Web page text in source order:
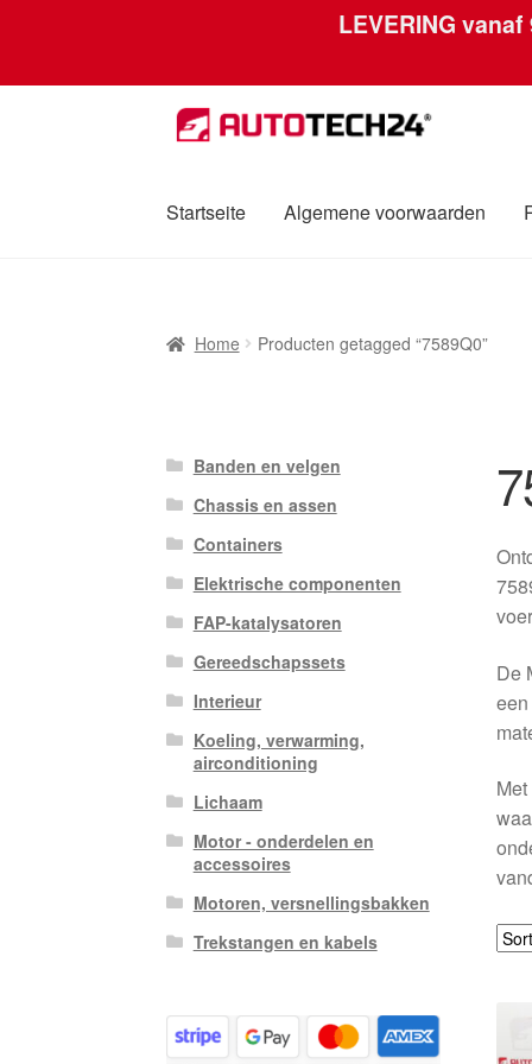
LEVERING vanaf
Ga
door
navigatie
Ga
naar
inhoud
Startseite Algemene voorwaarden
Over ons PrivacybeleidWereldwijde
Home Producten getagged “7589Q0”
De
Banden en velgen
Chassis en assen
Containers
Elektrische componenten
FAP-katalysatoren
Gereedschapssets
Interieur
Koeling, verwarming,
airconditioning
Lichaam
Motor - onderdelen en
accessoires
Motoren, versnellingsbakken
Trekstangen en kabels